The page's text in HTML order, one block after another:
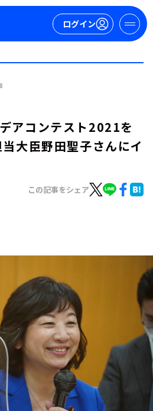
ログイン
アコンテスト2021を
大臣野田聖子さんにイ
この記事をシェア